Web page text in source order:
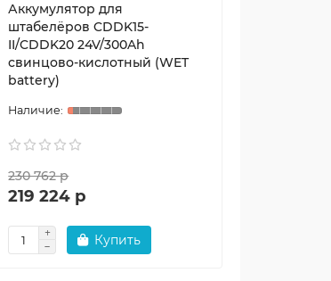
Аккумулятор для
штабелёров CDDK15-
II/CDDK20 24V/300Ah
свинцово-кислотный (WET
battery)
230 762 р
219 224 р
Купить